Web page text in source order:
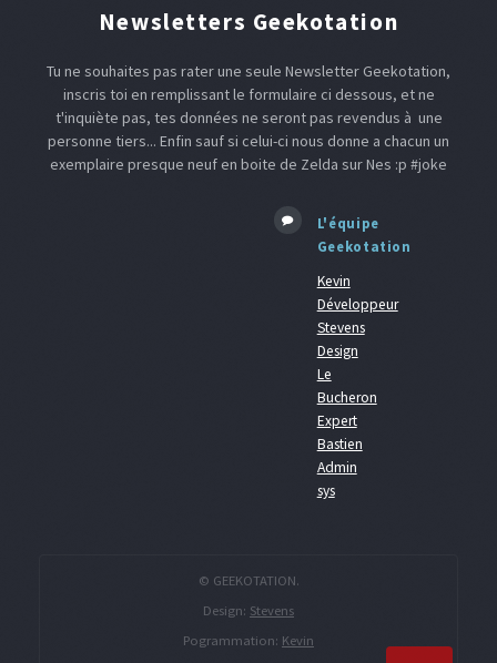
Newsletters Geekotation
Tu ne souhaites pas rater une seule Newsletter Geekotation,
inscris toi en remplissant le formulaire ci dessous, et ne
t'inquiète pas, tes données ne seront pas revendus à une
personne tiers... Enfin sauf si celui-ci nous donne a chacun un
exemplaire presque neuf en boite de Zelda sur Nes :p #joke
L'équipe
Geekotation
Kevin
Développeur
Stevens
Design
Le
Bucheron
Expert
Bastien
Admin
sys
© GEEKOTATION.
Design: Stevens
Pogrammation: Kevin